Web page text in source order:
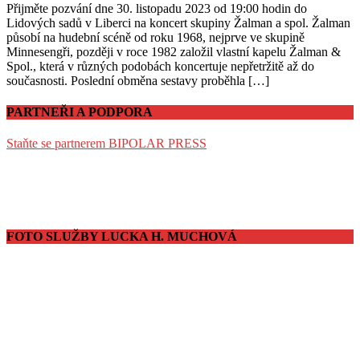
Přijměte pozvání dne 30. listopadu 2023 od 19:00 hodin do
Lidových sadů v Liberci na koncert skupiny Žalman a spol. Žalman
působí na hudební scéně od roku 1968, nejprve ve skupině
Minnesengři, později v roce 1982 založil vlastní kapelu Žalman &
Spol., která v různých podobách koncertuje nepřetržitě až do
současnosti. Poslední obměna sestavy proběhla […]
PARTNEŘI A PODPORA
Staňte se partnerem BIPOLAR PRESS
FOTO SLUŽBY LUCKA H. MUCHOVÁ